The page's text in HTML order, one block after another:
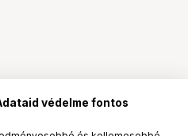
védelme fontos